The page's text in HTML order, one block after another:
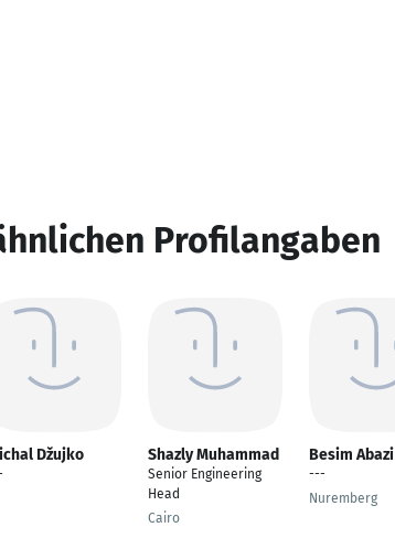
Profilangaben
Džujko Shazly Muhammad
Senior Engineering
Head
Cairo
Besim Abazi
---
Nuremberg